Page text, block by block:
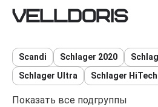
Velldoris
Scandi Schlager 2020
Schlager Ultra
Schlager HiTech
Показать все подгруппы